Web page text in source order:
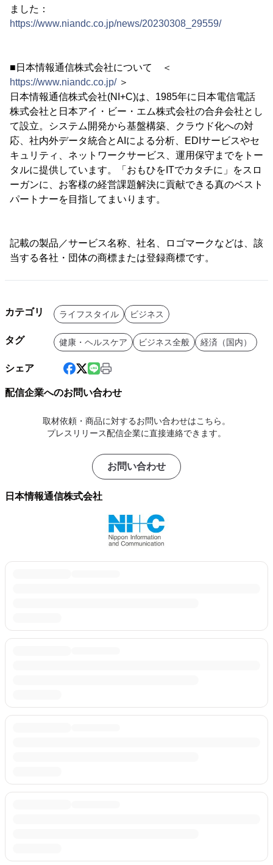
ました：
https://www.niandc.co.jp/news/20230308_29559/
■日本情報通信株式会社について ＜
https://www.niandc.co.jp/＞
日本情報通信株式会社(NI+C)は、1985年に日本電信電話
株式会社と日本アイ・ビー・エム株式会社の合弁会社とし
て設立。システム開発から基盤構築、クラウド化への対
応、社内外データ統合とAIによる分析、EDIサービスやセ
キュリティ、ネットワークサービス、運用保守までをトー
タルに提供しています。「おもひをITでカタチに」をスロ
ーガンに、お客様の経営課題解決に貢献できる真のベスト
パートナーを目指してまいります。
記載の製品／サービス名称、社名、ロゴマークなどは、該
当する各社・団体の商標または登録商標です。
カテゴリ ライフスタイル ビジネス
タグ 健康・ヘルスケア ビジネス全般 経済（国内）
シェア
配信企業へのお問い合わせ
取材依頼・商品に対するお問い合わせはこちら。
プレスリリース配信企業に直接連絡できます。
お問い合わせ
日本情報通信株式会社